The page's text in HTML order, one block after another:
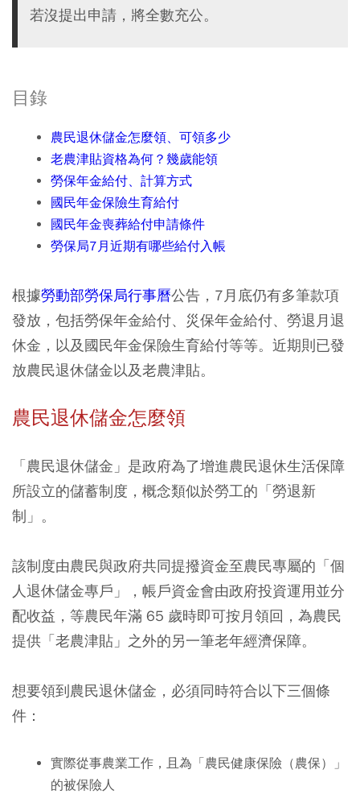
若沒提出申請，將全數充公。
目錄
農民退休儲金怎麼領、可領多少
老農津貼資格為何？幾歲能領
勞保年金給付、計算方式
國民年金保險生育給付
國民年金喪葬給付申請條件
勞保局7月近期有哪些給付入帳​
根據勞動部勞保局行事曆公告，7月底仍有多筆款項
發放，包括勞保年金給付、災保年金給付、勞退月退
休金，以及國民年金保險生育給付等等。近期則已發
放農民退休儲金以及老農津貼。
農民退休儲金怎麼領
「農民退休儲金」是政府為了增進農民退休生活保障
所設立的儲蓄制度，概念類似於勞工的「勞退新
制」。
該制度由農民與政府共同提撥資金至農民專屬的「個
人退休儲金專戶」，帳戶資金會由政府投資運用並分
配收益，等農民年滿 65 歲時即可按月領回，為農民
提供「老農津貼」之外的另一筆老年經濟保障。
想要領到農民退休儲金，必須同時符合以下三個條
件：
實際從事農業工作，且為「農民健康保險（農保）」
的被保險人